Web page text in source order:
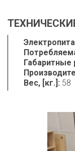
Вес, [кг.]: 58